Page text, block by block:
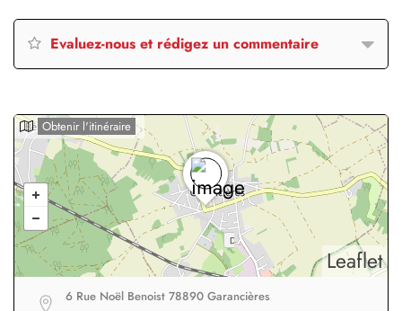
Evaluez-nous et rédigez un commentaire
Leaflet
Obtenir l'itinéraire
6 Rue Noël Benoist 78890 Garancières